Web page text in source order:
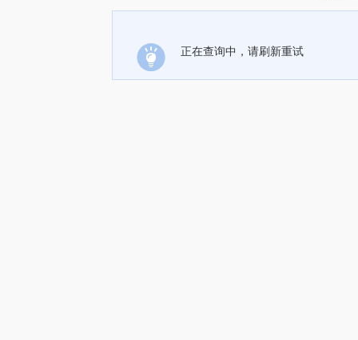
正在查询中，请刷新重试